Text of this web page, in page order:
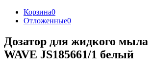
Корзина0
Отложенные0
Дозатор для жидкого мыла
WAVE JS185661/1 белый